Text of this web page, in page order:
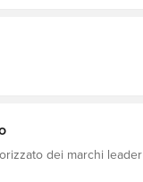
dei marchi leader